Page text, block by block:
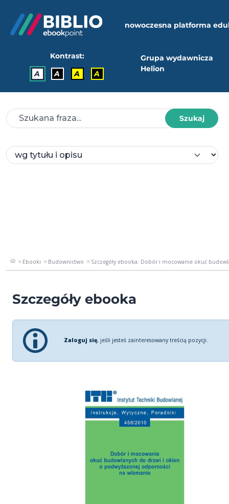
nowoczesna platforma
Kontrast:
A
A A A
Grupa wydawnicza
Helion
Szukaj
Ebooki Budownictwo Szczegóły ebooka: Dobór i mocowanie okuć
Szczegóły ebooka
Zaloguj się, jeśli jesteś zainteresowany treścią pozycji.